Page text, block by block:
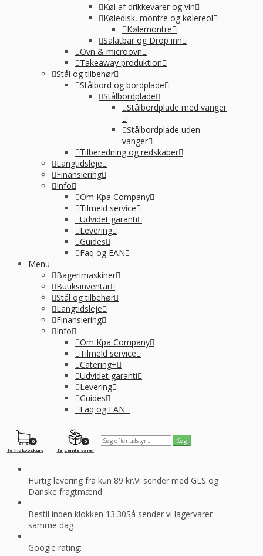
Køl af drikkevarer og vin
Køledisk, montre og kølereol
Kølemontre
Salatbar og Drop inn
Ovn & microovn
Takeaway produktion
Stål og tilbehør
Stålbord og bordplade
Stålbordplade
Stålbordplade med vanger
Stålbordplade uden
vanger
Tilberedning og redskaber
Langtidsleje
Finansiering
Info
Om Kpa Company
Tilmeld service
Udvidet garanti
Levering
Guides
Faq og EAN
Menu
Bagerimaskiner
Butiksinventar
Stål og tilbehør
Langtidsleje
Finansiering
Info
Om Kpa Company
Tilmeld service
Catering+
Udvidet garanti
Levering
Guides
Faq og EAN
0
Se gemte varer
0
Se indkøbskurv
Hurtig levering fra kun 89 kr.Vi sender med GLS og
Danske fragtmænd
Bestil inden klokken 13.30Så sender vi lagervarer
samme dag
Google rating: